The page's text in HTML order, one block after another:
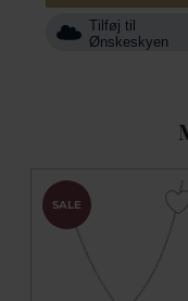
Tilføj til
Ønskeskyen
SALE